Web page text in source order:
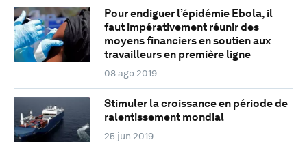
Pour endiguer l’épidémie Ebola, il
faut impérativement réunir des
moyens financiers en soutien aux
travailleurs en première ligne
08 ago 2019
Stimuler la croissance en période de
ralentissement mondial
25 jun 2019